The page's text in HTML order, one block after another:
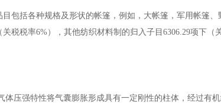
包括各种规格及形状的帐篷，例如，大帐篷，军用帐篷
税税率6%），其他纺织材料制的归入子目6306.29项下（
压强特性将气囊膨胀形成具有一定刚性的柱体，经过有